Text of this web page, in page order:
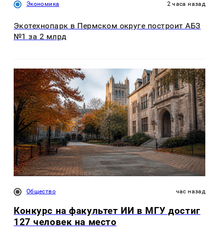
Экономика 2 часа назад
Экотехнопарк в Пермском округе построит АБЗ
№1 за 2 млрд
Общество час назад
Конкурс на факультет ИИ в МГУ достиг
127 человек на место